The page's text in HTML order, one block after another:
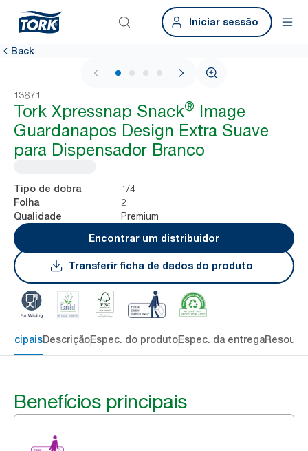
Iniciar sessão
Back
1 / 4
13671
Tork Xpressnap Snack® Image
Guardanapos Design Extra Suave
para Dispensador Branco
Tipo de dobra 1/4
Folha 2
Qualidade
Premium
Encontrar um distribuidor
Transferir ficha de dados do produto
DescriçãoEspec. do produtoEspec. da entrega
Benefícios principais